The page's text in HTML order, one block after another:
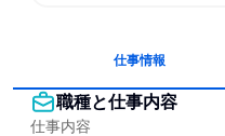
仕事情報
職種と仕事内容
仕事内容